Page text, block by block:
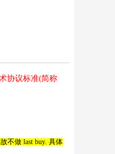
协议标准(简称
不做 last buy. 具体